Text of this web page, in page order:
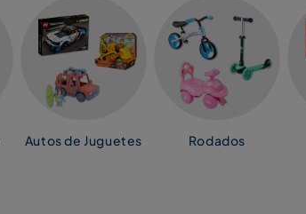
Autos de Juguetes Rodados